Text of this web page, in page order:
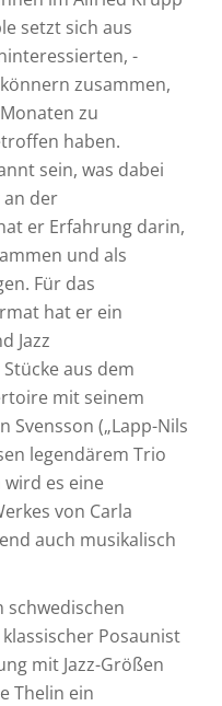
setzt sich aus
-
zusammen,
zu
haben.
sein, was dabei
an der
er Erfahrung darin,
und als
Für das
hat er ein
Jazz
aus dem
mit seinem
(„Lapp-Nils
legendärem Trio
wird es eine
von Carla
auch musikalisch
schwedischen
Posaunist
mit Jazz-Größen
Thelin ein